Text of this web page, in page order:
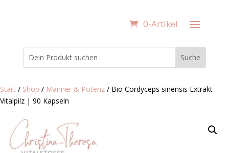
0-Artikel
Start / Shop / Männer & Potenz / Bio Cordyceps sinensis Extrakt –
Vitalpilz | 90 Kapseln